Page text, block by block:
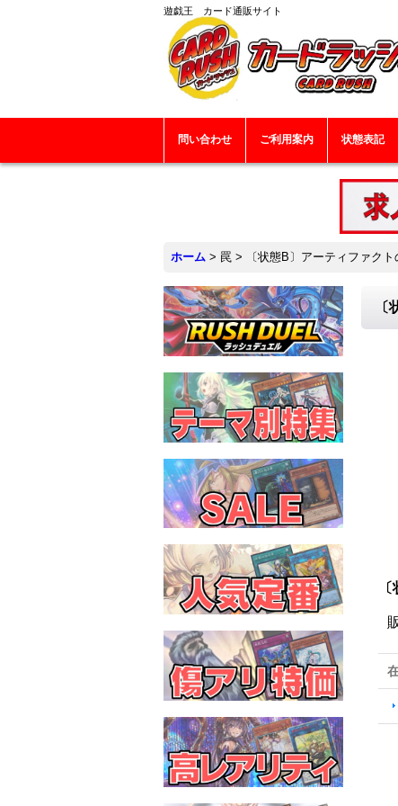
遊戯王 カード通販サイト
問い合わせ ご利用案内 状態表記
ホーム > 罠 > 〔状態B〕アーティファク